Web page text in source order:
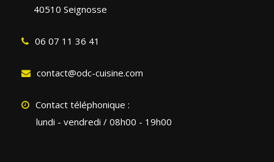
40510 Seignosse
06 07 11 36 41
contact@odc-cuisine.com
Contact téléphonique :
lundi - vendredi / 08h00 - 19h00